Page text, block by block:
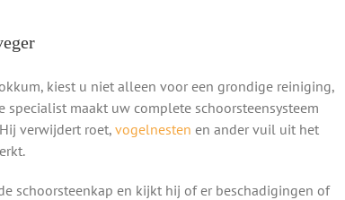
kiest u niet alleen voor een grondige reiniging,
maakt uw complete schoorsteensysteem
verwijdert roet, vogelnesten en ander vuil uit het
schoorsteenkap en kijkt hij of er beschadigingen of